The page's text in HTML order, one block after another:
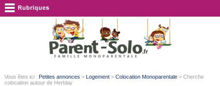
Vous êtes ici : Petites annonces > Logement> Colocation Monoparentale> Cherche
colocation autour de Herblay